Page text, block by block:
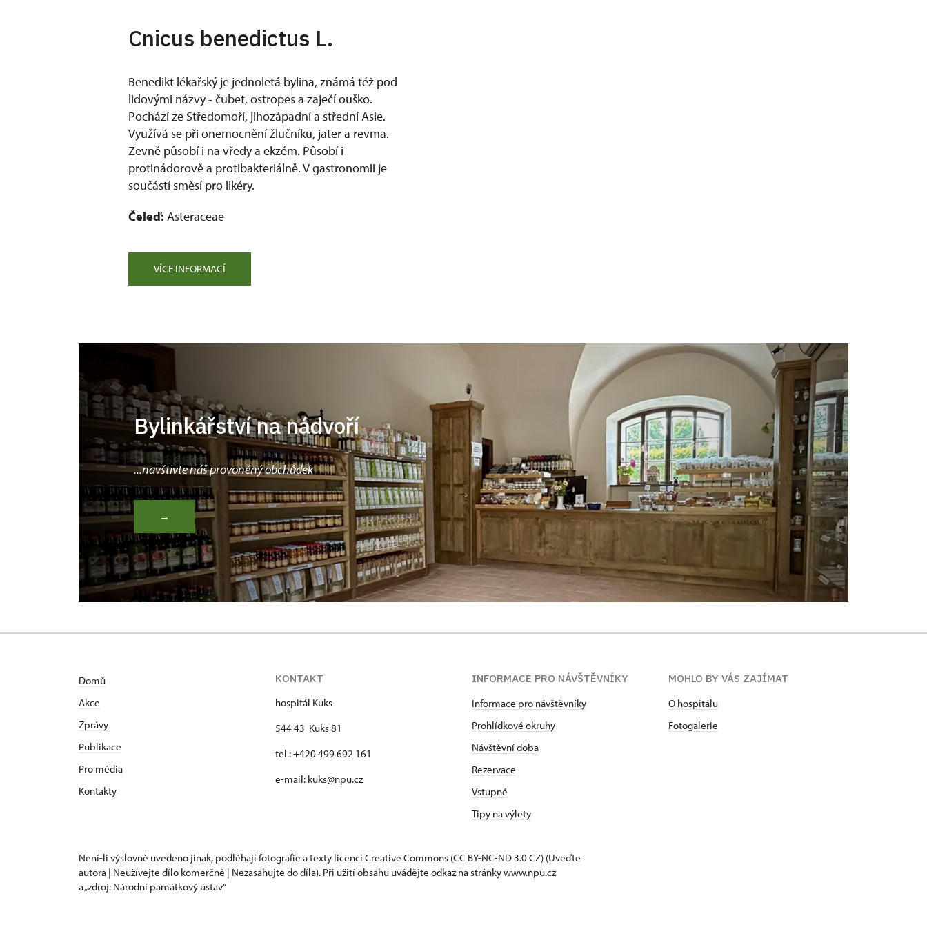
Cnicus benedictus L.
Benedikt lékařský je jednoletá bylina, známá též pod
lidovými názvy - čubet, ostropes a zaječí ouško.
Pochází ze Středomoří, jihozápadní a střední Asie.
Využívá se při onemocnění žlučníku, jater a revma.
Zevně působí i na vředy a ekzém. Působí i
protinádorově a protibakteriálně. V gastronomii je
součástí směsí pro likéry.
Čeleď: Asteraceae
VÍCE INFORMACÍ
Bylinkářství na nádvoří
...navštivte náš provoněný obchůdek
→
Domů
Akce
Zprávy
Publikace
Pro média
Kontakty
KONTAKT
hospitál Kuks
544 43 Kuks 81
tel.: +420 499 692 161
e-mail: kuks@npu.cz
INFORMACE PRO NÁVŠTĚVNÍKY
Informace pro návštěvníky
Prohlídkové okruhy
Návštěvní doba
Rezervace
Vstupné
Tipy na výlety
MOHLO BY VÁS ZAJÍMAT
O hospitálu
Fotogalerie
Není-li výslovně uvedeno jinak, podléhají fotografie a texty licenci Creative Commons (CC BY-NC-ND 3.0 CZ) (Uveďte
autora | Neužívejte dílo komerčně | Nezasahujte do díla). Při užití obsahu uvádějte odkaz na stránky www.npu.cz
a „zdroj: Národní památkový ústav“